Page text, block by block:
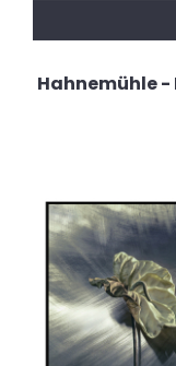
Hahnemühle -